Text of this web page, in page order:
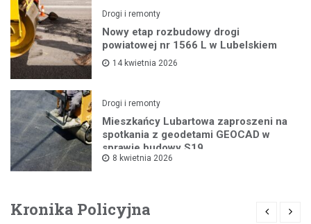
Drogi i remonty
Nowy etap rozbudowy drogi
powiatowej nr 1566 L w Lubelskiem
14 kwietnia 2026
Drogi i remonty
Mieszkańcy Lubartowa zaproszeni na
spotkania z geodetami GEOCAD w
sprawie budowy S19
8 kwietnia 2026
Kronika Policyjna